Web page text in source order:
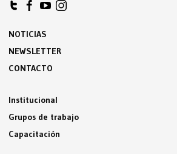
NOTICIAS
NEWSLETTER
CONTACTO
Institucional
Grupos de trabajo
Capacitación